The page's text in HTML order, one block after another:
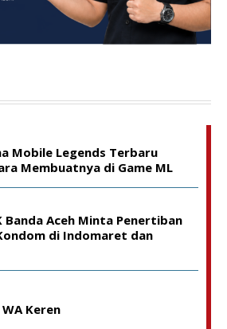
Mobile Legends Terbaru
Membuatnya di Game ML
Banda Aceh Minta Penertiban
di Indomaret dan
Keren